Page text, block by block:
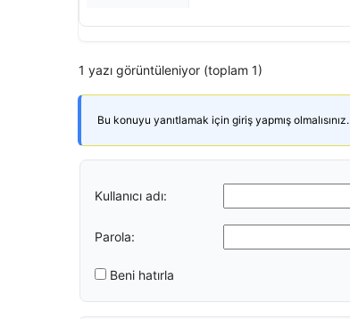
1 yazı görüntüleniyor (toplam 1)
Bu konuyu yanıtlamak için giriş yapmış olmalısınız.
Kullanıcı adı:
Parola:
Beni hatırla